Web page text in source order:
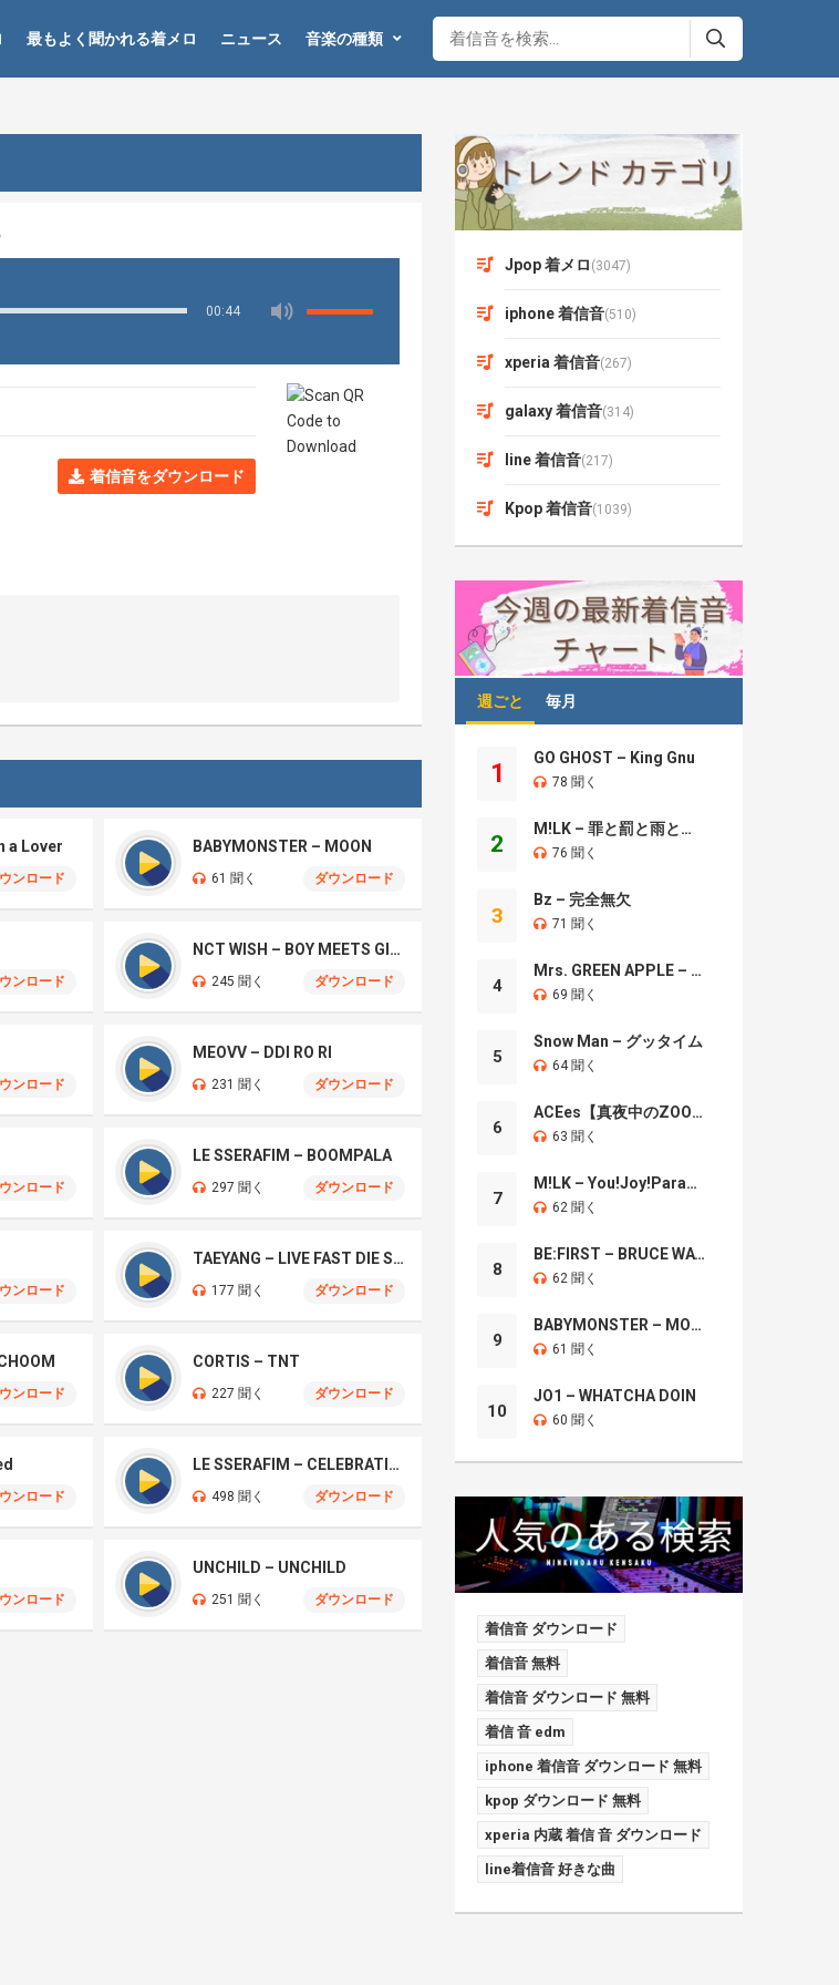
最もよく聞かれる着メロ ニュース 音楽の種類
00:44
着信音をダウンロード
a Lover
ンロード
BABYMONSTER – MOON
61 聞く ダウンロード
ンロード
NCT WISH – BOY MEETS GIRL
245 聞く ダウンロード
ンロード
MEOVV – DDI RO RI
231 聞く ダウンロード
ンロード
LE SSERAFIM – BOOMPALA
297 聞く ダウンロード
ンロード
TAEYANG – LIVE FAST DIE SLOW
177 聞く ダウンロード
ンロード
CORTIS – TNT
227 聞く ダウンロード
ンロード
LE SSERAFIM – CELEBRATION
498 聞く ダウンロード
ンロード
UNCHILD – UNCHILD
251 聞く ダウンロード
Jpop 着メロ (3047)
iphone 着信音(510)
xperia 着信音(267)
galaxy 着信音(314)
line 着信音(217)
Kpop 着信音(1039)
週ごと 毎月
1
GO GHOST – King Gnu
78 聞く
2
M!LK – 罪と罰と雨とキス
76 聞く
3
Bz – 完全無欠
71 聞く
4
Mrs. GREEN APPLE – Brand New
69 聞く
5
Snow Man – グッタイム
64 聞く
6
ACEes【真夜中のZOO】
63 聞く
7
M!LK – You!Joy!Parade!
62 聞く
8
BE:FIRST – BRUCE WAYNE
62 聞く
9
BABYMONSTER – MOON
61 聞く
10
JO1 – WHATCHA DOIN
60 聞く
着信音 ダウンロード
着信音 無料
着信音 ダウンロード 無料
着信 音 edm
iphone 着信音 ダウンロード 無料
kpop ダウンロード 無料
xperia 内蔵 着信 音 ダウンロード
line着信音 好きな曲